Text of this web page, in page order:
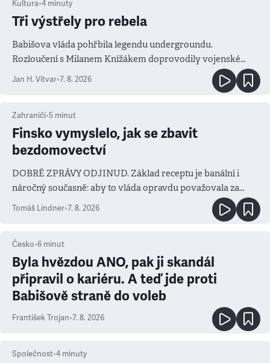
Kultura•4 minuty
Tři výstřely pro rebela
Babišova vláda pohřbila legendu undergroundu.
Rozloučení s Milanem Knížákem doprovodily vojenské
salvy i kritika pokrokářů
Jan H. Vitvar•7. 8. 2026
Zahraničí•5 minut
Finsko vymyslelo, jak se zbavit
bezdomovectví
DOBRÉ ZPRÁVY ODJINUD. Základ receptu je banální i
náročný současně: aby to vláda opravdu považovala za
prioritu
Tomáš Lindner•7. 8. 2026
Česko•6 minut
Byla hvězdou ANO, pak ji skandál
připravil o kariéru. A teď jde proti
Babišově straně do voleb
František Trojan•7. 8. 2026
Společnost•4 minuty